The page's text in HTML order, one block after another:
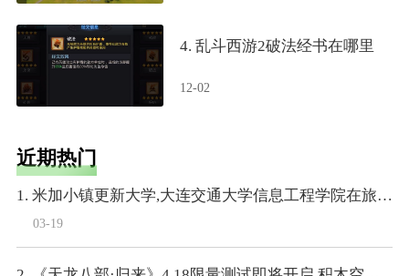
4. 乱斗西游2破法经书在哪里
12-02
近期热门
1. 米加小镇更新大学,大连交通大学信息工程学院在旅顺大学城里么
03-19